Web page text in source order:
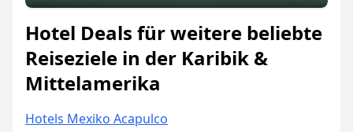
Hotel Deals für weitere beliebte
Reiseziele in der Karibik &
Mittelamerika
Hotels Mexiko Acapulco